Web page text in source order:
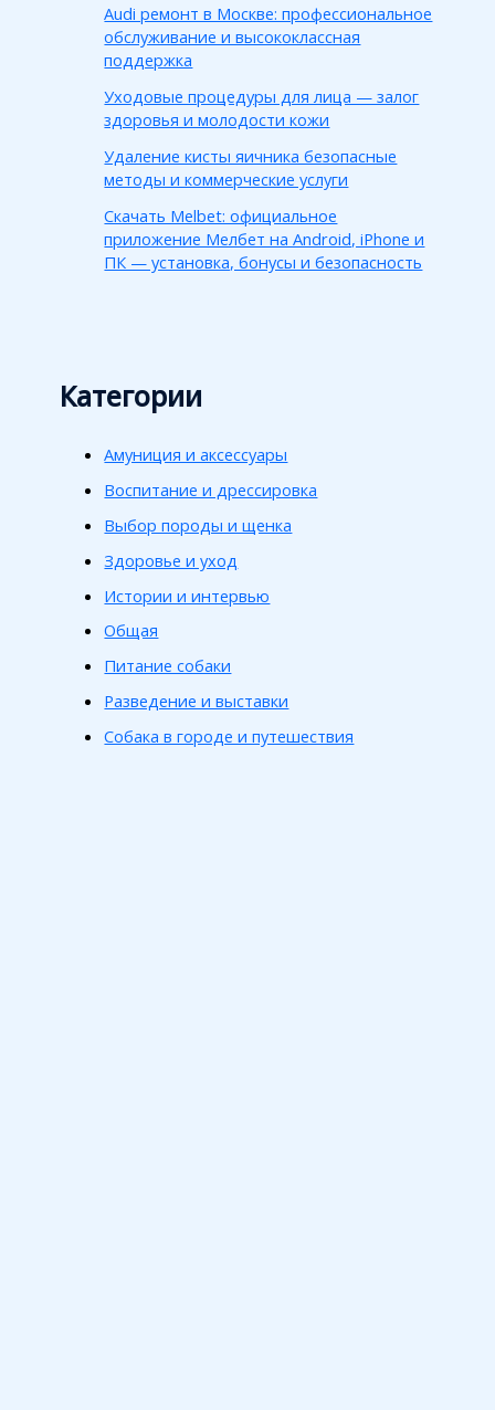
Audi ремонт в Москве: профессиональное
обслуживание и высококлассная
поддержка
Уходовые процедуры для лица — залог
здоровья и молодости кожи
Удаление кисты яичника безопасные
методы и коммерческие услуги
Скачать Melbet: официальное
приложение Мелбет на Android, iPhone и
ПК — установка, бонусы и безопасность
Категории
Амуниция и аксессуары
Воспитание и дрессировка
Выбор породы и щенка
Здоровье и уход
Истории и интервью
Общая
Питание собаки
Разведение и выставки
Собака в городе и путешествия